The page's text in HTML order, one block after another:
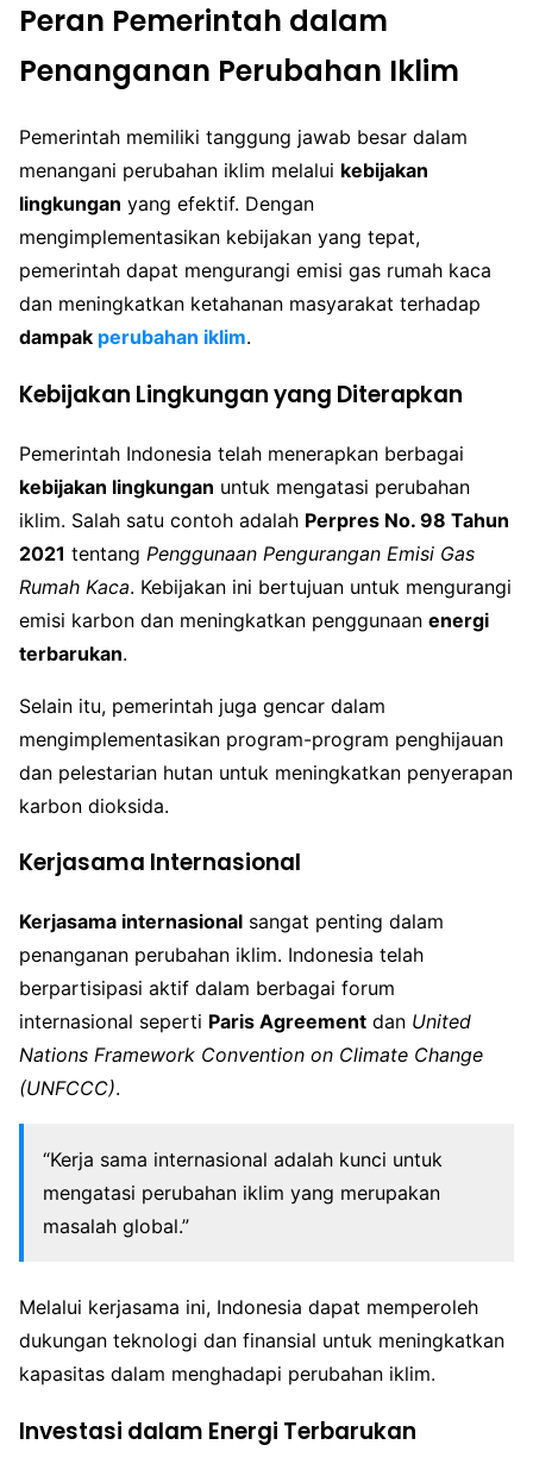
Peran Pemerintah dalam
Penanganan Perubahan Iklim
Pemerintah memiliki tanggung jawab besar dalam
menangani perubahan iklim melalui kebijakan
lingkungan yang efektif. Dengan
mengimplementasikan kebijakan yang tepat,
pemerintah dapat mengurangi emisi gas rumah kaca
dan meningkatkan ketahanan masyarakat terhadap
dampak perubahan iklim.
Kebijakan Lingkungan yang Diterapkan
Pemerintah Indonesia telah menerapkan berbagai
kebijakan lingkungan untuk mengatasi perubahan
iklim. Salah satu contoh adalah Perpres No. 98 Tahun
2021 tentang Penggunaan Pengurangan Emisi Gas
Rumah Kaca. Kebijakan ini bertujuan untuk mengurangi
emisi karbon dan meningkatkan penggunaan energi
terbarukan.
Selain itu, pemerintah juga gencar dalam
mengimplementasikan program-program penghijauan
dan pelestarian hutan untuk meningkatkan penyerapan
karbon dioksida.
Kerjasama Internasional
Kerjasama internasional sangat penting dalam
penanganan perubahan iklim. Indonesia telah
berpartisipasi aktif dalam berbagai forum
internasional seperti Paris Agreement dan United
Nations Framework Convention on Climate Change
(UNFCCC).
“Kerja sama internasional adalah kunci untuk
mengatasi perubahan iklim yang merupakan
masalah global.”
Melalui kerjasama ini, Indonesia dapat memperoleh
dukungan teknologi dan finansial untuk meningkatkan
kapasitas dalam menghadapi perubahan iklim.
Investasi dalam Energi Terbarukan